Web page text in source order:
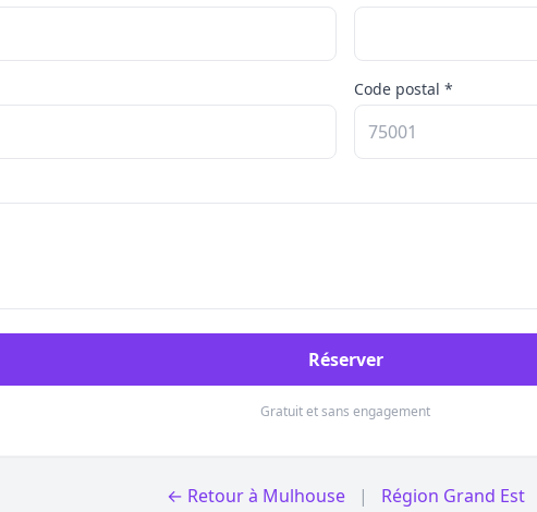
Code postal *
Réserver
Gratuit et sans engagement
← Retour à Mulhouse | Région Grand Est